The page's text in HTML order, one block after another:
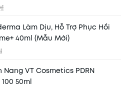
Làm Dịu, Hỗ Trợ Phục Hồi
40ml (Mẫu Mới)
Nang VT Cosmetics PDRN
50ml